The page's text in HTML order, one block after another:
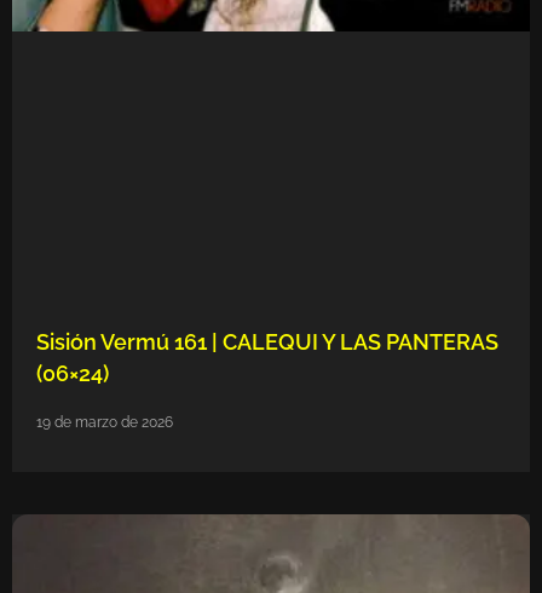
Sisión Vermú 161 | CALEQUI Y LAS PANTERAS
(06×24)
19 de marzo de 2026